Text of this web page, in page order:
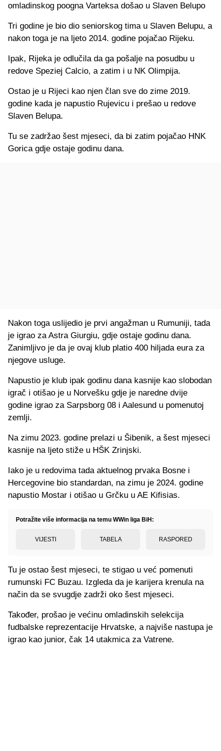
omladinskog poogna Varteksa došao u Slaven Belupo
Tri godine je bio dio seniorskog tima u Slaven Belupu, a
nakon toga je na ljeto 2014. godine pojačao Rijeku.
Ipak, Rijeka je odlučila da ga pošalje na posudbu u
redove Speziej Calcio, a zatim i u NK Olimpija.
Ostao je u Rijeci kao njen član sve do zime 2019.
godine kada je napustio Rujevicu i prešao u redove
Slaven Belupa.
Tu se zadržao šest mjeseci, da bi zatim pojačao HNK
Gorica gdje ostaje godinu dana.
Nakon toga uslijedio je prvi angažman u Rumuniji, tada
je igrao za Astra Giurgiu, gdje ostaje godinu dana.
Zanimljivo je da je ovaj klub platio 400 hiljada eura za
njegove usluge.
Napustio je klub ipak godinu dana kasnije kao slobodan
igrač i otišao je u Norvešku gdje je naredne dvije
godine igrao za Sarpsborg 08 i Aalesund u pomenutoj
zemlji.
Na zimu 2023. godine prelazi u Šibenik, a šest mjeseci
kasnije na ljeto stiže u HŠK Zrinjski.
Iako je u redovima tada aktuelnog prvaka Bosne i
Hercegovine bio standardan, na zimu je 2024. godine
napustio Mostar i otišao u Grčku u AE Kifisias.
Potražite više informacija na temu WWin liga BiH:
VIJESTI TABELA RASPORED
Tu je ostao šest mjeseci, te stigao u već pomenuti
rumunski FC Buzau. Izgleda da je karijera krenula na
način da se svugdje zadrži oko šest mjeseci.
Također, prošao je većinu omladinskih selekcija
fudbalske reprezentacije Hrvatske, a najviše nastupa je
igrao kao junior, čak 14 utakmica za Vatrene.